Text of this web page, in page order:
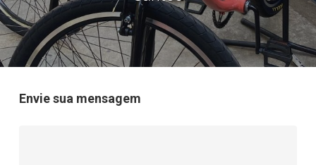
Envie sua mensagem